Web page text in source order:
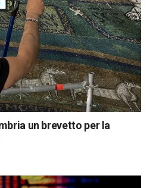
un brevetto per la